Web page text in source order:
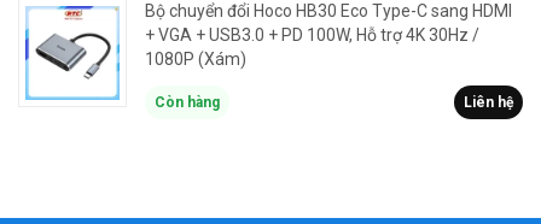
Bộ chuyển đổi Hoco HB30 Eco Type-C sang HDMI
+ VGA + USB3.0 + PD 100W, Hỗ trợ 4K 30Hz /
1080P (Xám)
Còn hàng Liên hệ